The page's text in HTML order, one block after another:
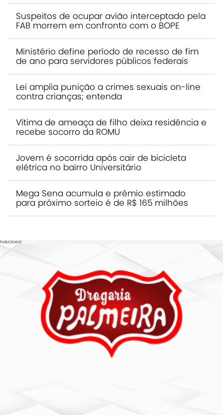
Suspeitos de ocupar avião interceptado pela
FAB morrem em confronto com o BOPE
Ministério define período de recesso de fim
de ano para servidores públicos federais
Lei amplia punição a crimes sexuais on-line
contra crianças; entenda
Vítima de ameaça de filho deixa residência e
recebe socorro da ROMU
Jovem é socorrida após cair de bicicleta
elétrica no bairro Universitário
Mega Sena acumula e prêmio estimado
para próximo sorteio é de R$ 165 milhões
PUBLICIDADE